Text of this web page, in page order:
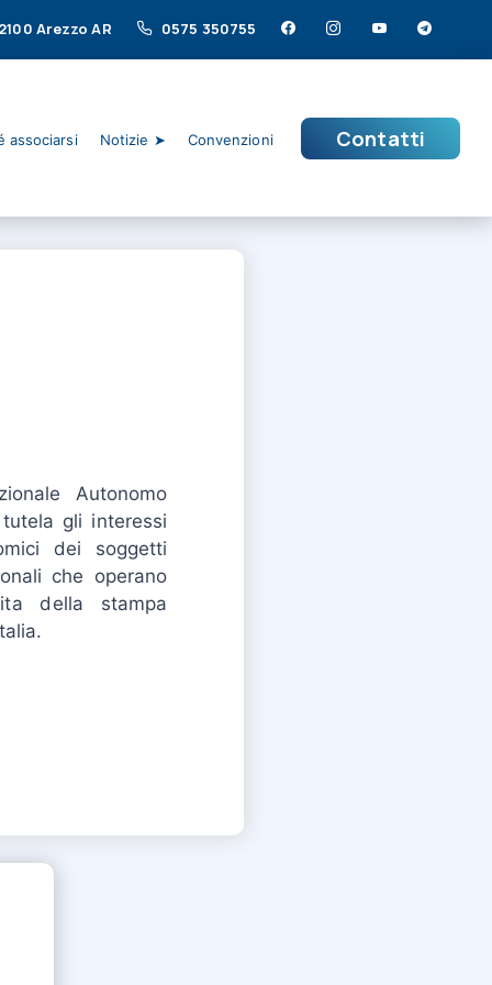
Arezzo AR 0575 350755
associarsi Notizie ➤ Convenzioni Contatti
Autonomo
gli interessi
dei soggetti
che operano
della stampa